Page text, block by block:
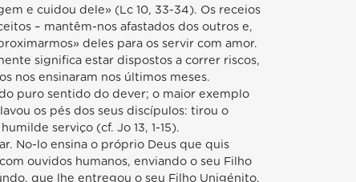
e cuidou dele» (Lc 10, 33-34). Os receios
– mantêm-nos afastados dos outros e,
deles para os servir com amor.
significa estar dispostos a correr riscos,
nos ensinaram nos últimos meses.
puro sentido do dever; o maior exemplo
os pés dos seus discípulos: tirou o
serviço (cf. Jo 13, 1-15).
No-lo ensina o próprio Deus que quis
ouvidos humanos, enviando o seu Filho
que lhe entregou o seu Filho Unigénito,